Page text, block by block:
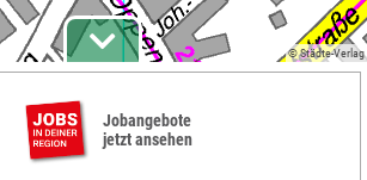
© Städte-Verlag
Jobangebote
jetzt ansehen